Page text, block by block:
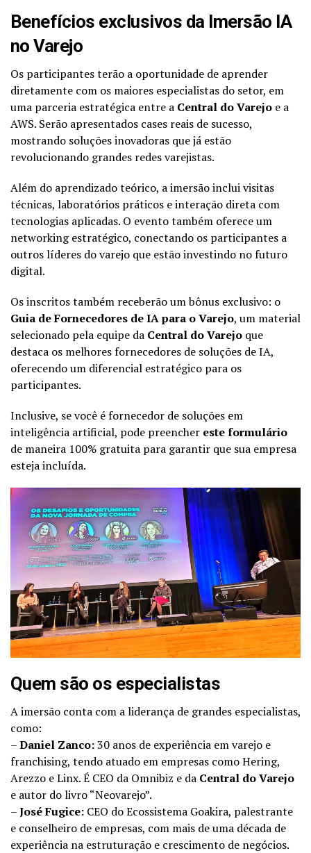
Benefícios exclusivos da Imersão IA
no Varejo
Os participantes terão a oportunidade de aprender
diretamente com os maiores especialistas do setor, em
uma parceria estratégica entre a Central do Varejo e a
AWS. Serão apresentados cases reais de sucesso,
mostrando soluções inovadoras que já estão
revolucionando grandes redes varejistas.
Além do aprendizado teórico, a imersão inclui visitas
técnicas, laboratórios práticos e interação direta com
tecnologias aplicadas. O evento também oferece um
networking estratégico, conectando os participantes a
outros líderes do varejo que estão investindo no futuro
digital.
Os inscritos também receberão um bônus exclusivo: o
Guia de Fornecedores de IA para o Varejo, um material
selecionado pela equipe da Central do Varejo que
destaca os melhores fornecedores de soluções de IA,
oferecendo um diferencial estratégico para os
participantes.
Inclusive, se você é fornecedor de soluções em
inteligência artificial, pode preencher este formulário
de maneira 100% gratuita para garantir que sua empresa
esteja incluída.
Quem são os especialistas
A imersão conta com a liderança de grandes especialistas,
como:
–Daniel Zanco:30 anos de experiência em varejo e
franchising, tendo atuado em empresas como Hering,
Arezzo e Linx. É CEO da Omnibiz e da Central do Varejo
e autor do livro “Neovarejo”.
–José Fugice: CEO do Ecossistema Goakira, palestrante
e conselheiro de empresas, com mais de uma década de
experiência na estruturação e crescimento de negócios.